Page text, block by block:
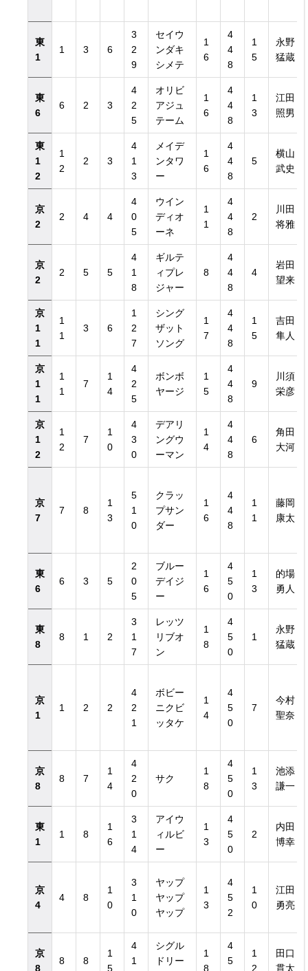
東
1
1 3 6
3
2
9
セイウ
ンダキ
シメテ
1
6
4
4
8
1
5
永野
猛蔵
東
6
6 2 3
4
2
5
オリビ
アジュ
テーム
1
6
4
4
8
1
3
江田
照男
東
1
2
1
2
2 3
4
1
3
メイデ
ンタワ
ー
1
6
4
4
8
5
横山
武史
京
2
2 4 4
4
0
5
ウイン
ディオ
ーネ
1
1
4
4
8
2
川田
将雅
京
2
2 5 5
4
1
8
ギルテ
ィプレ
ジャー
8
4
4
8
4
岩田
望来
京
1
1
1
1
3 6
1
2
7
シング
ザット
ソング
1
7
4
4
8
1
5
吉田
隼人
京
1
1
1
1
7
1
4
4
2
5
ボンボ
ヤージ
1
5
4
4
8
9
川須
栄彦
京
1
2
1
2
7
1
0
4
3
0
デアリ
ングウ
ーマン
1
4
4
4
8
6
角田
大河
京
7
7 8
1
3
5
1
0
クラッ
プサン
ダー
1
6
4
4
8
1
1
藤岡
康太
東
6
6 3 5
2
0
5
ブルー
デイジ
ー
1
6
4
5
0
1
3
的場
勇人
東
8
8 1 2
3
1
7
レッツ
リブオ
ン
1
8
4
5
0
1
永野
猛蔵
京
1
1 2 2
4
2
1
ボビー
ニクビ
ッタケ
1
4
4
5
0
7
今村
聖奈
京
8
8 7
1
4
4
2
0
サク
1
8
4
5
0
1
3
池添
謙一
東
1
1 8
1
6
3
1
4
アイウ
ィルビ
ー
1
3
4
5
0
2
内田
博幸
京
4
4 8
1
0
3
1
0
ヤップ
ヤップ
ヤップ
1
3
4
5
2
1
0
江田
勇亮
京
8
8 8
1
5
4
1
シグル
ドリー
1
8
4
5
1
2
田口
貫太